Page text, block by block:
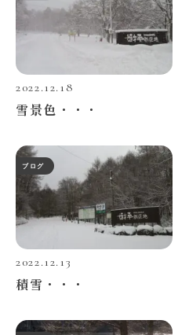
2022.12.18
雪景色・・・
ブログ
2022.12.13
積雪・・・